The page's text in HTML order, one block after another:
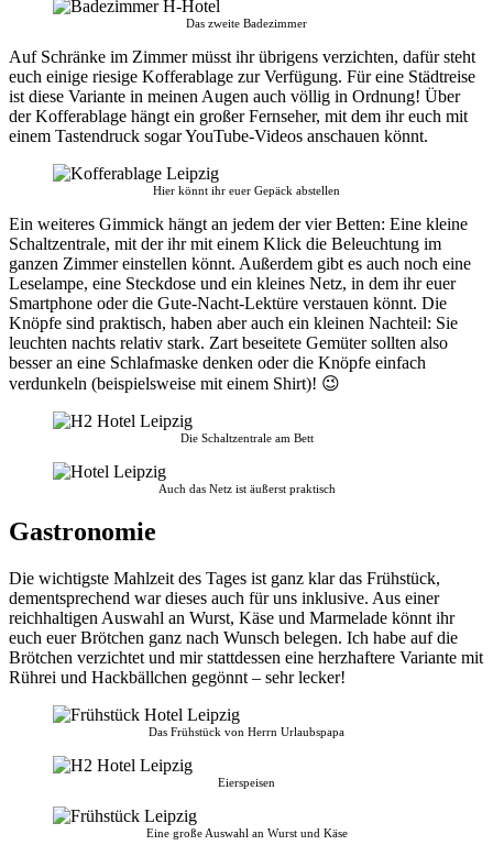
Das zweite Badezimmer
Auf Schränke im Zimmer müsst ihr übrigens verzichten, dafür steht
euch einige riesige Kofferablage zur Verfügung. Für eine Städtreise
ist diese Variante in meinen Augen auch völlig in Ordnung! Über
der Kofferablage hängt ein großer Fernseher, mit dem ihr euch mit
einem Tastendruck sogar YouTube-Videos anschauen könnt.
Hier könnt ihr euer Gepäck abstellen
Ein weiteres Gimmick hängt an jedem der vier Betten: Eine kleine
Schaltzentrale, mit der ihr mit einem Klick die Beleuchtung im
ganzen Zimmer einstellen könnt. Außerdem gibt es auch noch eine
Leselampe, eine Steckdose und ein kleines Netz, in dem ihr euer
Smartphone oder die Gute-Nacht-Lektüre verstauen könnt. Die
Knöpfe sind praktisch, haben aber auch ein kleinen Nachteil: Sie
leuchten nachts relativ stark. Zart beseitete Gemüter sollten also
besser an eine Schlafmaske denken oder die Knöpfe einfach
verdunkeln (beispielsweise mit einem Shirt)! 😉
Die Schaltzentrale am Bett
Auch das Netz ist äußerst praktisch
Gastronomie
Die wichtigste Mahlzeit des Tages ist ganz klar das Frühstück,
dementsprechend war dieses auch für uns inklusive. Aus einer
reichhaltigen Auswahl an Wurst, Käse und Marmelade könnt ihr
euch euer Brötchen ganz nach Wunsch belegen. Ich habe auf die
Brötchen verzichtet und mir stattdessen eine herzhaftere Variante mit
Rührei und Hackbällchen gegönnt – sehr lecker!
Das Frühstück von Herrn Urlaubspapa
Eierspeisen
Eine große Auswahl an Wurst und Käse